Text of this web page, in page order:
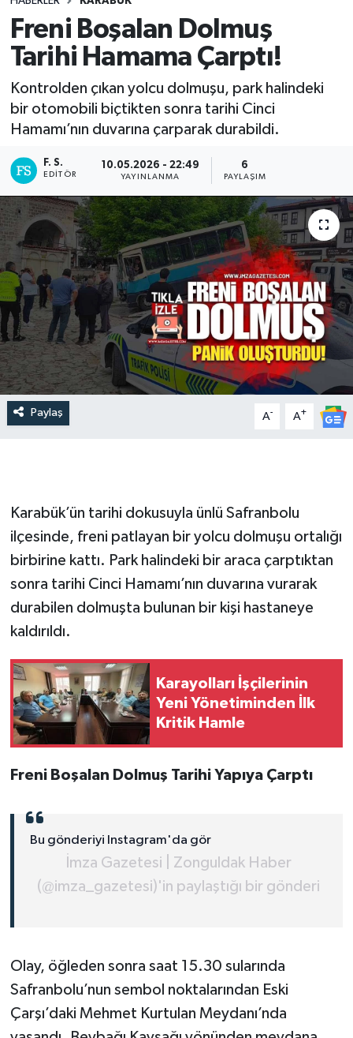
Freni Boşalan Dolmuş
Tarihi Hamama Çarptı!
Kontrolden çıkan yolcu dolmuşu, park halindeki
bir otomobili biçtikten sonra tarihi Cinci
Hamamı’nın duvarına çarparak durabildi.
F. S.
EDITÖR
10.05.2026 - 22:49
YAYINLANMA
6
PAYLAŞIM
Paylaş A- A+
Karabük’ün tarihi dokusuyla ünlü Safranbolu
ilçesinde, freni patlayan bir yolcu dolmuşu ortalığı
birbirine kattı. Park halindeki bir araca çarptıktan
sonra tarihi Cinci Hamamı’nın duvarına vurarak
durabilen dolmuşta bulunan bir kişi hastaneye
kaldırıldı.
Karayolları İşçilerinin
Yeni Yönetiminden İlk
Kritik Hamle
Freni Boşalan Dolmuş Tarihi Yapıya Çarptı
Bu gönderiyi Instagram'da gör
İmza Gazetesi | Zonguldak Haber
(@imza_gazetesi)'in paylaştığı bir gönderi
Olay, öğleden sonra saat 15.30 sularında
Safranbolu’nun sembol noktalarından Eski
Çarşı’daki Mehmet Kurtulan Meydanı’nda
DEVREK
DÜZCE
EREĞLİ
KASTAMONU